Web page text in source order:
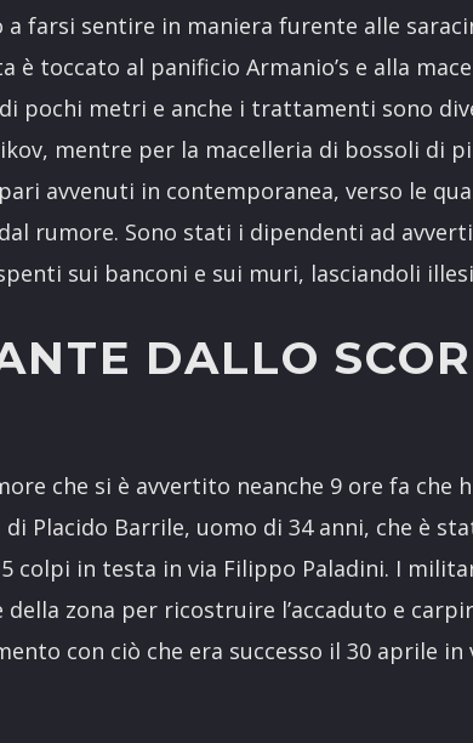
a farsi sentire in maniera furente alle
è toccato al panificio Armanio’s e alla
pochi metri e anche i trattamenti sono
mentre per la macelleria di bossoli di
avvenuti in contemporanea, verso le
rumore. Sono stati i dipendenti ad
sui banconi e sui muri, lasciandoli
DALLO
che si è avvertito neanche 9 ore fa che
di Placido Barrile, uomo di 34 anni, che è
colpi in testa in via Filippo Paladini. I
zona per ricostruire l’accaduto e
con ciò che era successo il 30 aprile in